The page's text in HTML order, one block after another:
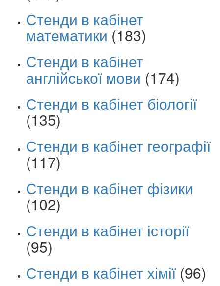
Стенди в кабінет
математики (183)
Стенди в кабінет
англійської мови (174)
Стенди в кабінет біології
(135)
Стенди в кабінет географії
(117)
Стенди в кабінет фізики
(102)
Стенди в кабінет історії
(95)
Стенди в кабінет хімії (96)